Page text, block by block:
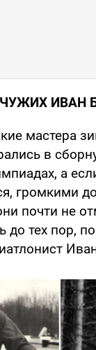
ИВАН
мастера
в
а
громкими
почти не
до тех пор,